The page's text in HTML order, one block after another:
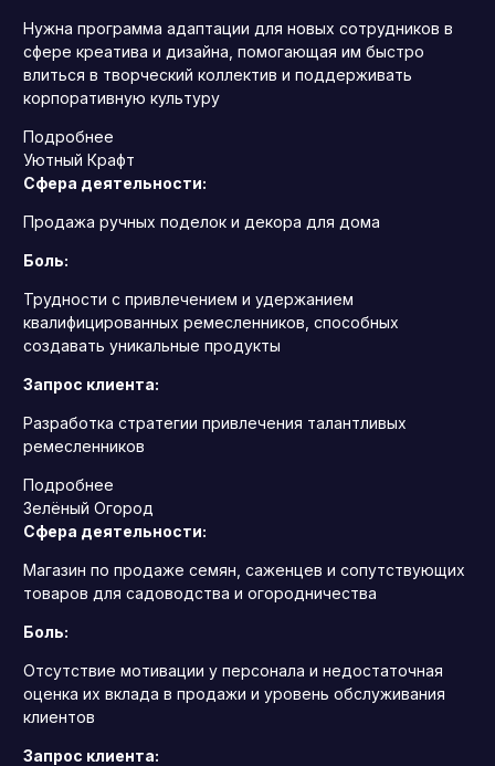
Нужна программа адаптации для новых сотрудников в
сфере креатива и дизайна, помогающая им быстро
влиться в творческий коллектив и поддерживать
корпоративную культуру
Подробнее
Уютный Крафт
Сфера деятельности:
Продажа ручных поделок и декора для дома
Боль:
Трудности с привлечением и удержанием
квалифицированных ремесленников, способных
создавать уникальные продукты
Запрос клиента:
Разработка стратегии привлечения талантливых
ремесленников
Подробнее
Зелёный Огород
Сфера деятельности:
Магазин по продаже семян, саженцев и сопутствующих
товаров для садоводства и огородничества
Боль:
Отсутствие мотивации у персонала и недостаточная
оценка их вклада в продажи и уровень обслуживания
клиентов
Запрос клиента: